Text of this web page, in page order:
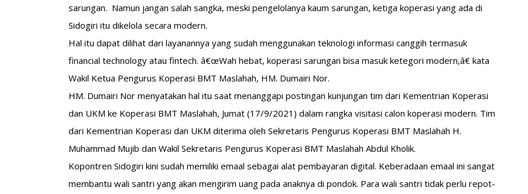
sarungan. Namun jangan salah sangka, meski pengelolanya kaum sarungan, ketiga koperasi yang ada di
Sidogiri itu dikelola secara modern.
Hal itu dapat dilihat dari layanannya yang sudah menggunakan teknologi informasi canggih termasuk
financial technology atau fintech. â€œWah hebat, koperasi sarungan bisa masuk ketegori modern,â€ kata
Wakil Ketua Pengurus Koperasi BMT Maslahah, HM. Dumairi Nor.
HM. Dumairi Nor menyatakan hal itu saat menanggapi postingan kunjungan tim dari Kementrian Koperasi
dan UKM ke Koperasi BMT Maslahah, Jumat (17/9/2021) dalam rangka visitasi calon koperasi modern. Tim
dari Kementrian Koperasi dan UKM diterima oleh Sekretaris Pengurus Koperasi BMT Maslahah H.
Muhammad Mujib dan Wakil Sekretaris Pengurus Koperasi BMT Maslahah Abdul Kholik.
Kopontren Sidogiri kini sudah memiliki emaal sebagai alat pembayaran digital. Keberadaan emaal ini sangat
membantu wali santri yang akan mengirim uang pada anaknya di pondok. Para wali santri tidak perlu repot-